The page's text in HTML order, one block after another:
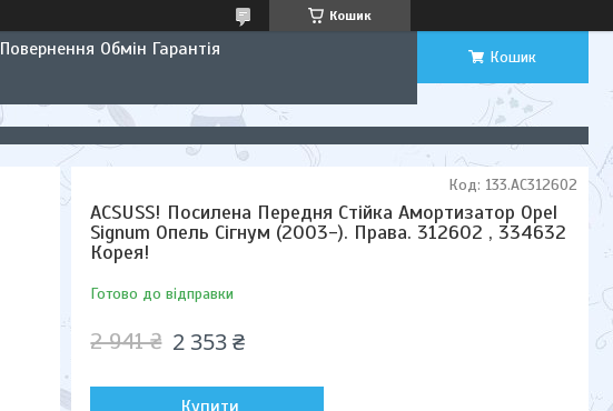
Кошик
Повернення Обмін Гарантія
Кошик
ACSUSS! Посилена Передня Стійка Амортизатор Opel
Signum Опель Сігнум (2003-). Права. 312602 , 334632
Корея!
Готово до відправки
Код: 133.AC312602
2 941 ₴ 2 353 ₴
Купити